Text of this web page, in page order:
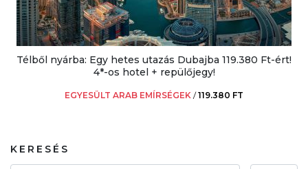
Télből nyárba: Egy hetes utazás Dubajba 119.380 Ft-ért!
4*-os hotel + repülőjegy!
EGYESÜLT ARAB EMÍRSÉGEK /119.380 FT
KERESÉS